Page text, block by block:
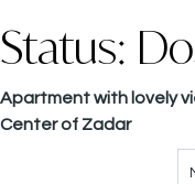
Status:
Apartment with lovely
Center of Zadar